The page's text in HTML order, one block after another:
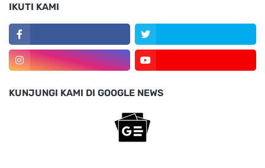
IKUTI KAMI
KUNJUNGI KAMI DI GOOGLE NEWS